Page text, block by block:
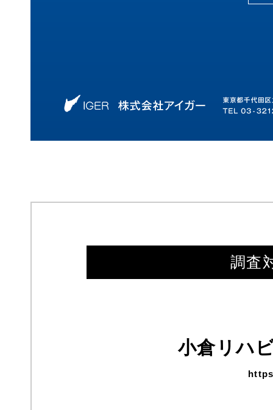
調査
小倉リハ